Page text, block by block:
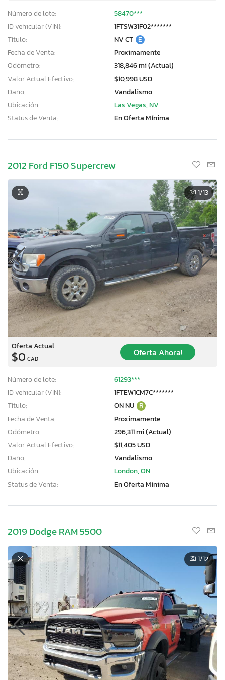
Número de lote:
58470***
ID vehicular (VIN):
1FTSW31F02*******
Título:
NV CT E
Fecha de Venta:
Proximamente
Odómetro:
318,846 mi (Actual)
Valor Actual Efectivo:
$10,998 USD
Daño:
Vandalismo
Ubicación:
Las Vegas, NV
Status de Venta:
En Oferta Mínima
2012 Ford F150 Supercrew
1/13
Oferta Actual
$0 CAD
Oferta Ahora!
Número de lote:
61293***
ID vehicular (VIN):
1FTEW1CM7C*******
Título:
ON NU R
Fecha de Venta:
Proximamente
Odómetro:
296,311 mi (Actual)
Valor Actual Efectivo:
$11,405 USD
Daño:
Vandalismo
Ubicación:
London, ON
Status de Venta:
En Oferta Mínima
2019 Dodge RAM 5500
1/12